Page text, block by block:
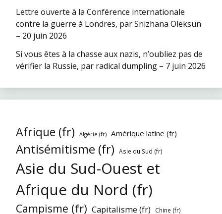
Lettre ouverte à la Conférence internationale
contre la guerre à Londres, par Snizhana Oleksun
– 20 juin 2026
Si vous êtes à la chasse aux nazis, n’oubliez pas de
vérifier la Russie, par radical dumpling – 7 juin 2026
Afrique (fr) Algérie (fr) Amérique latine (fr)
Antisémitisme (fr) Asie du Sud (fr)
Asie du Sud-Ouest et
Afrique du Nord (fr)
Campisme (fr) Capitalisme (fr) Chine (fr)